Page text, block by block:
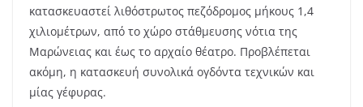
κατασκευαστεί λιθόστρωτος πεζόδρομος μήκους 1,4
χιλιομέτρων, από το χώρο στάθμευσης νότια της
Μαρώνειας και έως το αρχαίο θέατρο. Προβλέπεται
ακόμη, η κατασκευή συνολικά ογδόντα τεχνικών και
μίας γέφυρας.